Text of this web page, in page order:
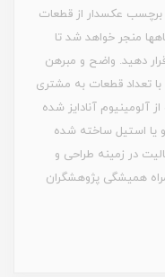
عکس‏دار از قطعات
منجر خواهد شد تا
دهید. واضح و مبرهن
تعداد قطعات به مشتری
آنادایز شده
یا استیل ساخته شده
در زمینه طراحی و
همیشگی پژوهشگران